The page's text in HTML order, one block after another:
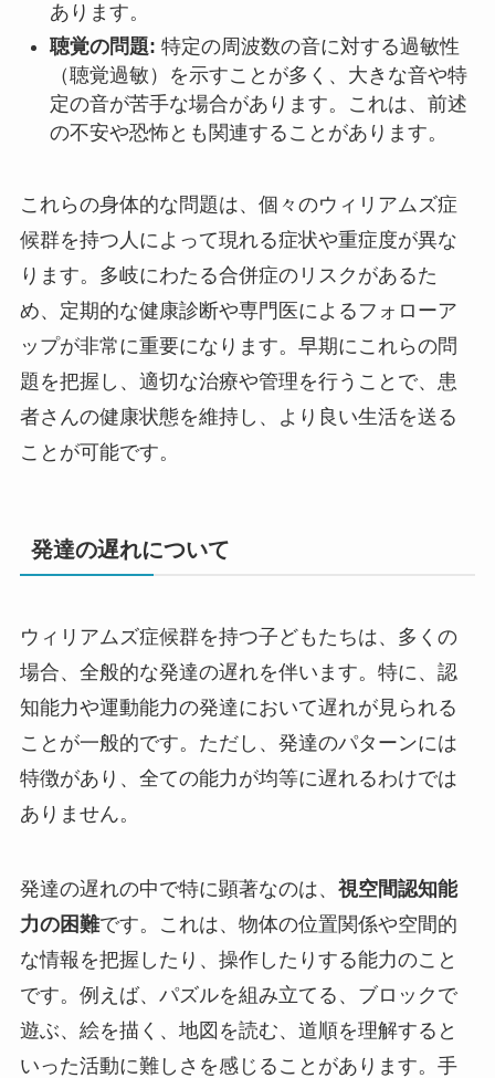
あります。
聴覚の問題: 特定の周波数の音に対する過敏性
（聴覚過敏）を示すことが多く、大きな音や特
定の音が苦手な場合があります。これは、前述
の不安や恐怖とも関連することがあります。
これらの身体的な問題は、個々のウィリアムズ症
候群を持つ人によって現れる症状や重症度が異な
ります。多岐にわたる合併症のリスクがあるた
め、定期的な健康診断や専門医によるフォローア
ップが非常に重要になります。早期にこれらの問
題を把握し、適切な治療や管理を行うことで、患
者さんの健康状態を維持し、より良い生活を送る
ことが可能です。
発達の遅れについて
ウィリアムズ症候群を持つ子どもたちは、多くの
場合、全般的な発達の遅れを伴います。特に、認
知能力や運動能力の発達において遅れが見られる
ことが一般的です。ただし、発達のパターンには
特徴があり、全ての能力が均等に遅れるわけでは
ありません。
発達の遅れの中で特に顕著なのは、 視空間認知能
力の困難です。これは、物体の位置関係や空間的
な情報を把握したり、操作したりする能力のこと
です。例えば、パズルを組み立てる、ブロックで
遊ぶ、絵を描く、地図を読む、道順を理解すると
いった活動に難しさを感じることがあります。手